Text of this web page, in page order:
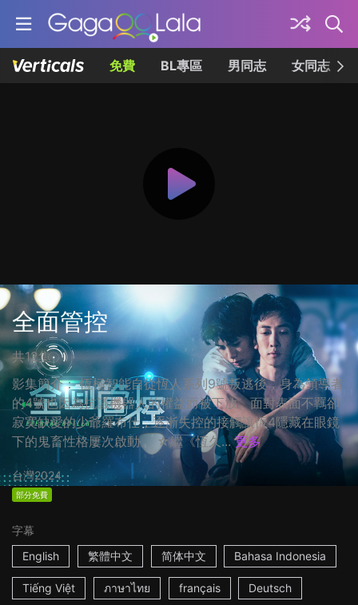
免費 BL專區 男同志 女同志
全面管控
共12集
影集簡介： 恆極智能自從恆人系列9號叛逃後，身為領導者
的4號也因為抗議機器人的權益而被下放。面對表面不羈卻
寂寞缺愛的少爺羅布仕，逐漸失控的接觸讓恆4隱藏在眼鏡
下的鬼畜性格屢次啟動。 ☆繼《恆久... 更多
台灣2024
部分免費
字幕
English
繁體中文 简体中文 Bahasa Indonesia
Tiếng Việt ภาษาไทย français Deutsch